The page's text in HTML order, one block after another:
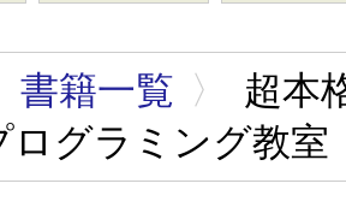
書籍一覧 〉
超本
ログラミング教室